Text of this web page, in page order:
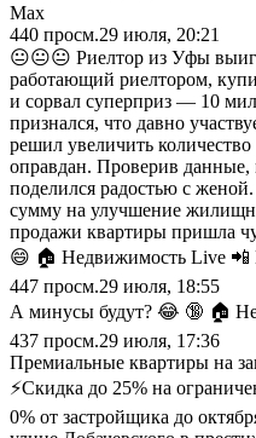
Max
440 просм.29 июля, 20:21
😐😐😐 Риелтор из Уфы
работающий риелтором,
и сорвал суперприз — 10
признался, что давно
решил увеличить
оправдан. Проверив
поделился радостью с
сумму на улучшение
продажи квартиры пришла
😄 🏠 Недвижимость Live 📲
447 просм.29 июля, 18:55
А минусы будут? 😂 🔞 🏠
437 просм.29 июля, 17:36
Премиальные квартиры на
⚡Скидка до 25% на
0% от застройщика до